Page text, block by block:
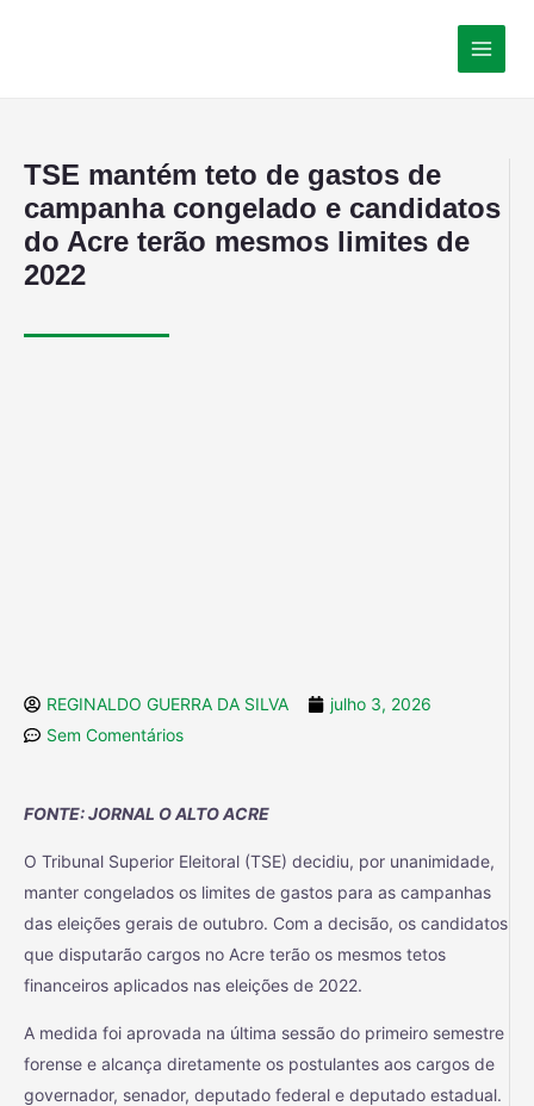
TSE mantém teto de gastos de
campanha congelado e candidatos
do Acre terão mesmos limites de
2022
REGINALDO GUERRA DA SILVA
julho 3, 2026
Sem Comentários
FONTE: JORNAL O ALTO ACRE
O Tribunal Superior Eleitoral (TSE) decidiu, por unanimidade,
manter congelados os limites de gastos para as campanhas
das eleições gerais de outubro. Com a decisão, os candidatos
que disputarão cargos no Acre terão os mesmos tetos
financeiros aplicados nas eleições de 2022.
A medida foi aprovada na última sessão do primeiro semestre
forense e alcança diretamente os postulantes aos cargos de
governador, senador, deputado federal e deputado estadual.